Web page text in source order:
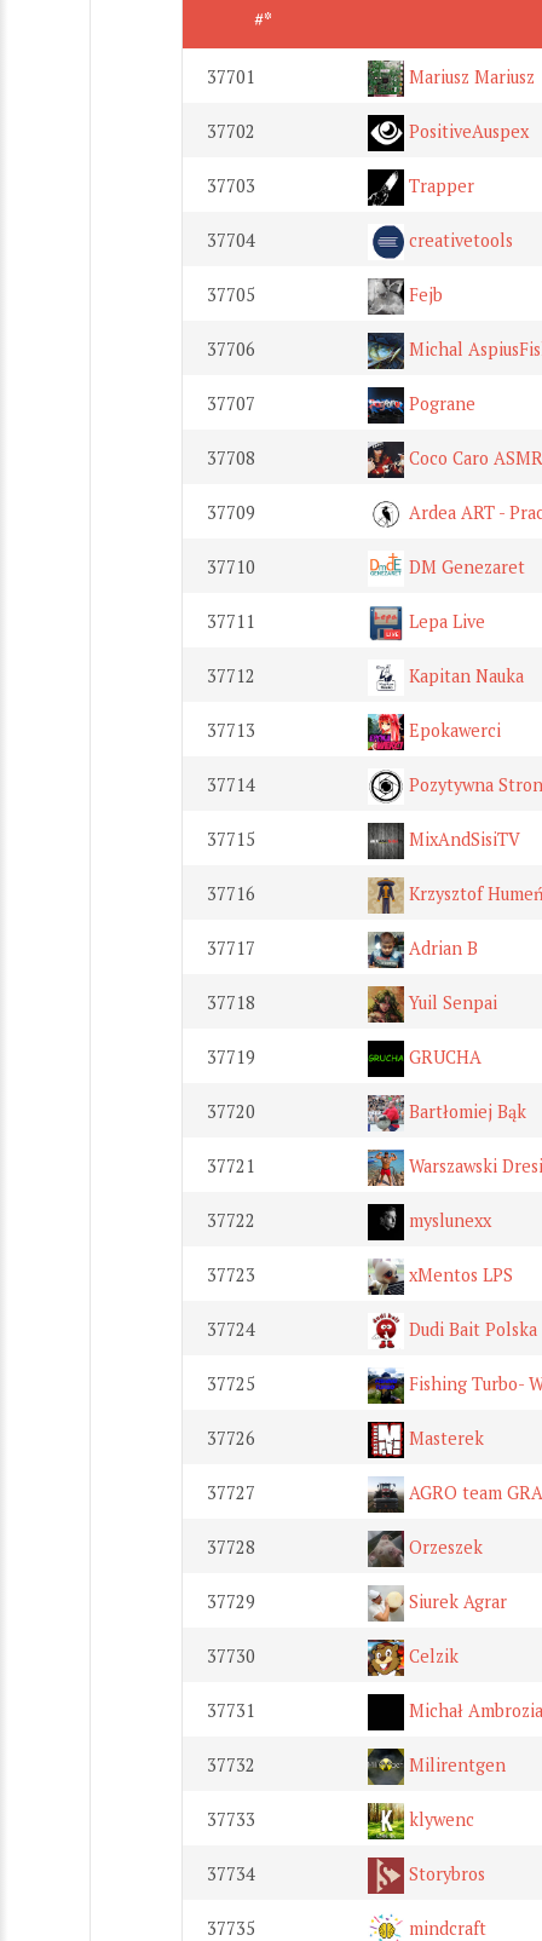
#*
37701 Mariusz Mariusz
37702 PositiveAuspex
37703 Trapper
37704 creativetools
37705 Fejb
37706 Michal
37707 Pograne
37708 Coco Caro ASMR
37709 Ardea ART -
37710 DM Genezaret
37711 Lepa Live
37712 Kapitan Nauka
37713 Epokawerci
37714 Pozytywna
37715 MixAndSisiTV
37716 Krzysztof
37717 Adrian B
37718 Yuil Senpai
37719 GRUCHA
37720 Bartłomiej Bąk
37721 Warszawski
37722 myslunexx
37723 xMentos LPS
37724 Dudi Bait Polska
37725 Fishing Turbo-
37726 Masterek
37727 AGRO team
37728 Orzeszek
37729 Siurek Agrar
37730 Celzik
37731 Michał
37732 Milirentgen
37733 klywenc
37734 Storybros
37735 mindcraft